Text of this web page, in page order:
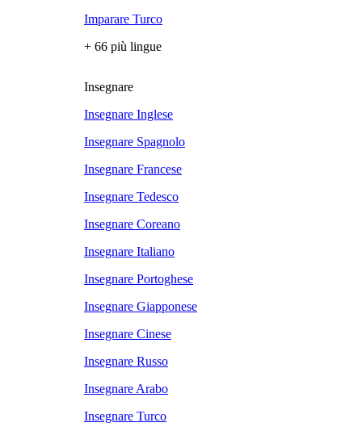
Imparare Turco
+ 66 più lingue
Insegnare
Insegnare Inglese
Insegnare Spagnolo
Insegnare Francese
Insegnare Tedesco
Insegnare Coreano
Insegnare Italiano
Insegnare Portoghese
Insegnare Giapponese
Insegnare Cinese
Insegnare Russo
Insegnare Arabo
Insegnare Turco